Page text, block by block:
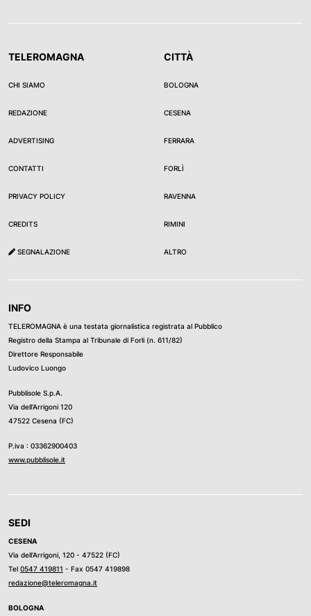
TELEROMAGNA
CHI SIAMO
REDAZIONE
ADVERTISING
CONTATTI
PRIVACY POLICY
CREDITS
SEGNALAZIONE
CITTÀ
BOLOGNA
CESENA
FERRARA
FORLÌ
RAVENNA
RIMINI
ALTRO
INFO
TELEROMAGNA è una testata giornalistica registrata al Pubblico
Registro della Stampa al Tribunale di Forli (n. 611/82)
Direttore Responsabile
Ludovico Luongo
Pubblisole S.p.A.
Via dell’Arrigoni 120
47522 Cesena (FC)
P.iva : 03362900403
www.pubblisole.it
SEDI
CESENA
Via dell’Arrigoni, 120 - 47522 (FC)
Tel 0547 419811 - Fax 0547 419898
redazione@teleromagna.it
BOLOGNA